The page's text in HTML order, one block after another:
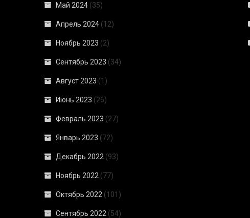
Май 2024 (35)
Апрель 2024 (12)
Ноябрь 2023 (2)
Сентябрь 2023 (34)
Август 2023 (1)
Июнь 2023 (26)
Февраль 2023 (27)
Январь 2023 (72)
Декабрь 2022 (93)
Ноябрь 2022 (77)
Октябрь 2022 (101)
Сентябрь 2022 (54)